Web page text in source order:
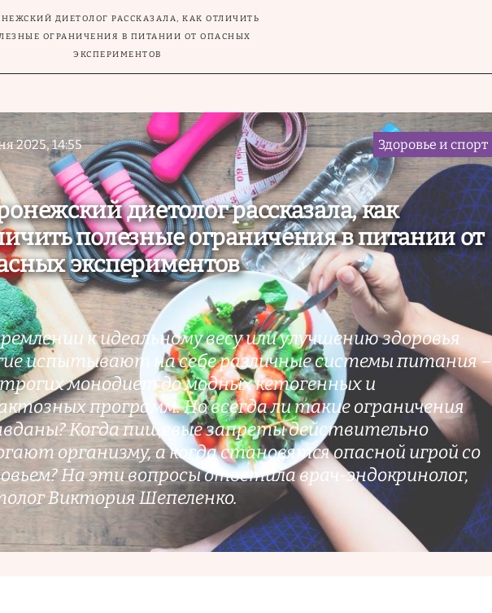
ДИЕТОЛОГ РАССКАЗАЛА, КАК ОТЛИЧИТЬ
ОГРАНИЧЕНИЯ В ПИТАНИИ ОТ ОПАСНЫХ
ЭКСПЕРИМЕНТОВ
2025, 14:55 Здоровье и спорт
диетолог рассказала, как
полезные ограничения в питании от
экспериментов
к идеальному весу или улучшению здоровья
испытывают на себе различные системы питания –
монодиет до модных кетогенных и
программ. Но всегда ли такие ограничения
Когда пищевые запреты действительно
организму, а когда становятся опасной игрой со
На эти вопросы ответила врач-эндокринолог,
Виктория Шепеленко.